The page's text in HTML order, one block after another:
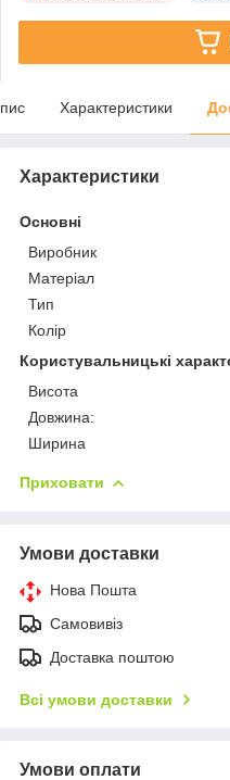
Характеристики
Характеристики
Основні
Виробник
Матеріал
Тип
Колір
Користувальницькі
Висота
Довжина:
Ширина
Приховати
Умови доставки
Нова Пошта
Самовивіз
Доставка поштою
Всі умови доставки
Умови оплати